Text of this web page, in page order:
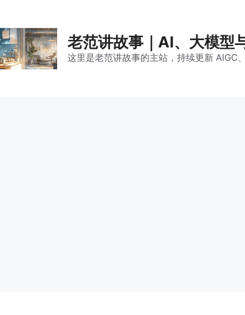
老范讲故事｜AI、大模型
这里是老范讲故事的主站，持续更新 AIGC